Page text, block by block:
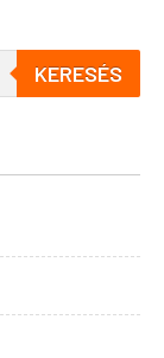
KERESÉS